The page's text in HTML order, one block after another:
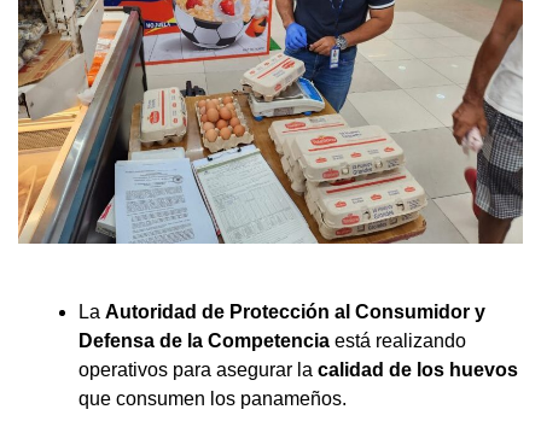
La Autoridad de Protección al Consumidor y
Defensa de la Competencia está realizando
operativos para asegurar la calidad de los huevos
que consumen los panameños.